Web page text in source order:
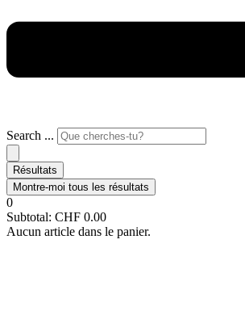
Search ...
Résultats
Montre-moi tous les résultats
0
Subtotal: CHF 0.00
Aucun article dans le panier.